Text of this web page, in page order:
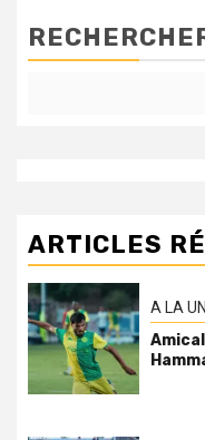
ARTICLES
A LA